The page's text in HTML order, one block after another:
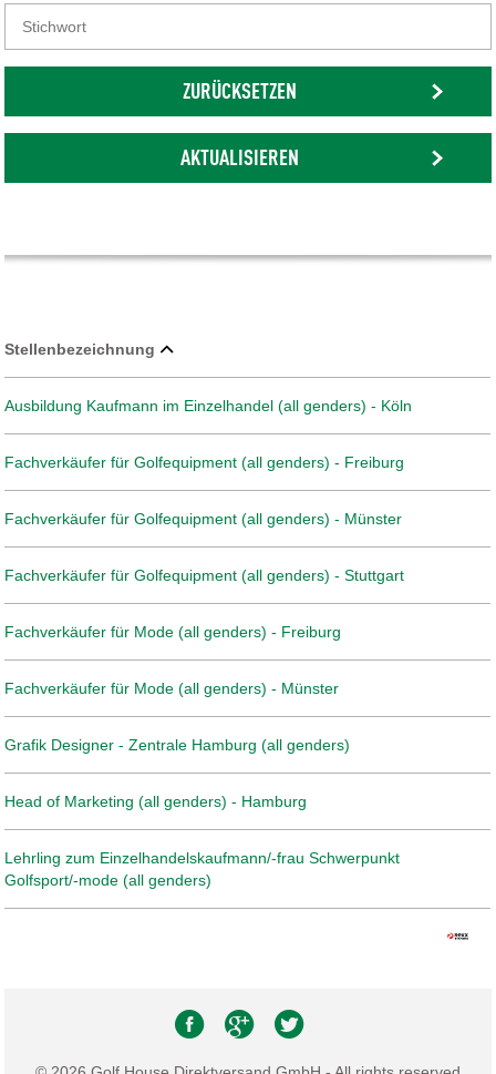
ZURÜCKSETZEN
AKTUALISIEREN
Stellenbezeichnung
Ausbildung Kaufmann im Einzelhandel (all genders) - Köln
Fachverkäufer für Golfequipment (all genders) - Freiburg
Fachverkäufer für Golfequipment (all genders) - Münster
Fachverkäufer für Golfequipment (all genders) - Stuttgart
Fachverkäufer für Mode (all genders) - Freiburg
Fachverkäufer für Mode (all genders) - Münster
Grafik Designer - Zentrale Hamburg (all genders)
Head of Marketing (all genders) - Hamburg
Lehrling zum Einzelhandelskaufmann/-frau Schwerpunkt
Golfsport/-mode (all genders)